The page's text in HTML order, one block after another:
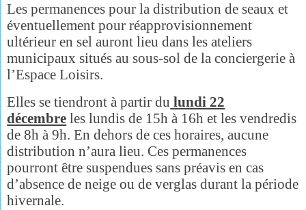
Les permanences pour la distribution de seaux et
éventuellement pour réapprovisionnement
ultérieur en sel auront lieu dans les ateliers
municipaux situés au sous-sol de la conciergerie à
l’Espace Loisirs.
Elles se tiendront à partir du lundi 22
décembre les lundis de 15h à 16h et les vendredis
de 8h à 9h. En dehors de ces horaires, aucune
distribution n’aura lieu. Ces permanences
pourront être suspendues sans préavis en cas
d’absence de neige ou de verglas durant la période
hivernale.